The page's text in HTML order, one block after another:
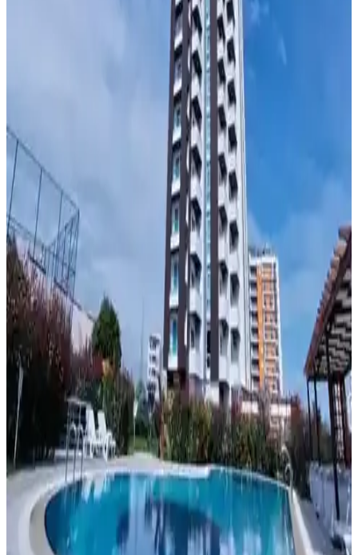
Pandora Bileklik Sade Modeller: Minimalist
Tasarım ve Çok Yönlü Kullanım
Pandora'nın sade bileklikleri, minimal tasarımı ve kaliteli
malzemeleriyle günlük ve profesyonel kullanıma uygun şık
seçenekler sunar. Kişiselleştirilebilir charm'larla özgün tarzınızı
BEYZANA İskandinav Tarz 3'lü Doldurulabilir
Seyahat Şişe Seti Pratik ve Şık Tasarım
BEYZANA'nın şık ve fonksiyonel seyahat seti, hafif ve dayanıklı
plastik şişeleriyle pratik kullanım sağlar, seyahatlerde konforu artırır
ve düzenli taşıma imkanı sunar.
Minimalist Tasarımda Karınca Temalı Garnet Taşlı
14 Ayar Beyaz Altın Yüzük
Minimalist karınca temalı garnet taşlı yüzük, 14 ayar beyaz altınla
zarif ve işlevsel bir tasarım sunuyor. Dayanıklılık ve işbirliği
sembolü karıncalar, evlilik teklifine anlam katıyor.
Minimalistler İçin Dağınıklık Yaratmayan El
Sanatları ve Hobiler: Yaratıcılık ve Düzen Dengesi
Minimalist yaşam tarzına uygun el işi hobileri, ortaya çıkan ürünlerin
bağışlanabilir, tüketilebilir veya kolayca elden çıkarılabilir olmasıyla
evde eşya birikimini önler ve yaratıcılığı destekler.
Yapayalnız - Chaboute Sanat Eseri Analizi ve
Temaları Üzerine Derinlemesine İnceleme
Yapayalnız - Chaboute, yalnızlık ve içsel dünyaları anlatan gizemli
ve etkileyici bir sanat eseri, minimalist çizgiler ve derin duygularla
okuyucuyu içine çeker.